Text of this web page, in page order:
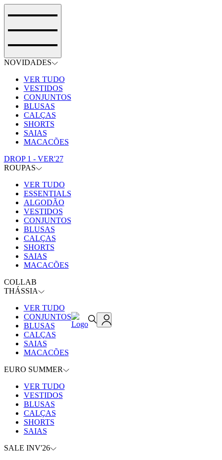
NOVIDADES
VER TUDO
VESTIDOS
CONJUNTOS
BLUSAS
CALÇAS
SHORTS
SAIAS
MACACÕES
DROP 1 - VER'27
ROUPAS
VER TUDO
ESSENTIALS
ALGODÃO
VESTIDOS
CONJUNTOS
BLUSAS
CALÇAS
SHORTS
SAIAS
MACACÕES
COLLAB
THÁSSIA
VER TUDO
CONJUNTOS
BLUSAS
CALÇAS
SAIAS
MACACÕES
EURO SUMMER
VER TUDO
VESTIDOS
BLUSAS
CALÇAS
SHORTS
SAIAS
SALE INV'26